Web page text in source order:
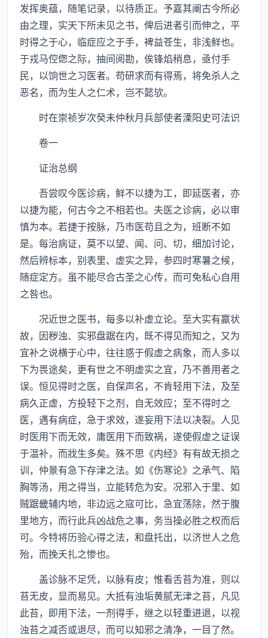
发挥奥蕴，随笔记录，以待质正。予嘉其阐古今所必
由之理，实天下所未见之书，俾后进者引而伸之，平
时得之于心，临症应之于手，裨益苍生，非浅鲜也。
于戎马倥偬之际，抽间阅勘，俟锋焰稍息，亟付手
民，以饷世之习医者。苟研求而有得焉，将免杀人之
恶名，而为生人之仁术，岂不懿欤。
时在崇祯岁次癸未仲秋月兵部使者溧阳史可法识
卷一
证治总纲
吾尝叹今医诊病，鲜不以捷为工，即延医者，亦
以捷为能，何古今之不相若也。夫医之诊病，必以审
慎为本。若捷于按脉，乃市医苟且之为，班断不如
是。每治病证，莫不以望、闻、问、切，细加讨论，
然后辨标本，别表里、虚实之异，参四时寒暑之候，
随症定方。虽不能尽合古圣之心传，而可免私心自用
之咎也。
况近世之医书，每多以补虚立论。至大实有羸状
故，因秽浊、实邪盘踞在内，既不得见而知之，又为
宜补之说横于心中，往往惑于假虚之病象，而人多以
下为畏途矣，更有世之不明虚实之宜，乃不善用者之
误。恒见得时之医，自保声名，不肯轻用下法，及至
病久正虚，方投轻下之剂，自无效应；至不得时之
医，遇有病症，急于求效，遂妄用下法以决裂。人见
时医用下而无效，庸医用下而致祸，遂使假虚之证误
于温补，而戕生多矣。殊不思《内经》有有故无损之
训，仲景有急下存津之法。如《伤寒论》之承气、陷
胸等汤，用之得当，立能转危为安。况邪入于里、如
贼踞畿辅内地，非边远之寇可比，急宜荡除，然于腹
里地方，而行此兵凶战危之事，务当操必胜之权而后
可。今特将历验心得之法，和盘托出，以济世人之危
殆，而挽夭扎之惨也。
盖诊脉不足凭，以脉有皮；惟看舌苔为准，则以
苔无皮，显而易见。大抵有浊垢黄腻无津之苔，凡见
此苔，即用下法，一剂得手，继之以轻重进退，以视
浊苔之减否或退尽，而可以知邪之清净，一目了然。